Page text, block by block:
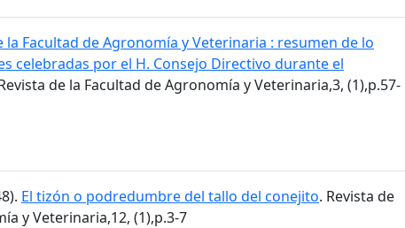
la Facultad de Agronomía y Veterinaria : resumen de lo
celebradas por el H. Consejo Directivo durante el
de la Facultad de Agronomía y Veterinaria,3, (1),p.57-
El tizón o podredumbre del tallo del conejito. Revista de
y Veterinaria,12, (1),p.3-7